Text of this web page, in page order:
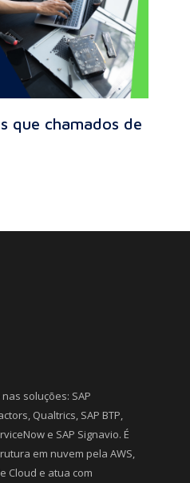
que chamados de
nas soluções: SAP
Qualtrics, SAP BTP,
e SAP Signavio. É
em nuvem pela AWS,
Cloud e atua com